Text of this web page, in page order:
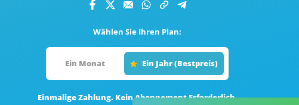
Wählen Sie Ihren Plan:
Ein Monat Ein Jahr (Bestpreis)
Einmalige Zahlung. Kein Abonnement Erforderlich.